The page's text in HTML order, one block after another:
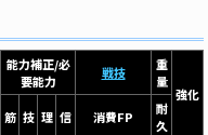
能力補正/必
要能力
戦技
重
量
強化
筋 技 理 信 消費FP
耐
久